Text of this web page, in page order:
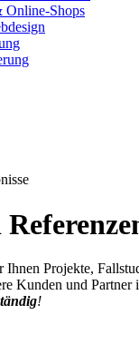
Online-Shops
Projekte,
Kunden und
!